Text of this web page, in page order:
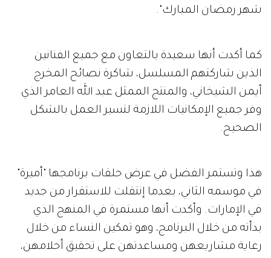
شهر رمضان المبارك".
كما أكدت أنها سعيدة بالتعاون مع جميع الفنانين
الذين شاركتهم المسلسل، شاكرة نصائح المخرج
أيمن الشيخاني، والمنتج الممثل عبد الله العامر الذي
وفر جميع الإمكانيات اللازمة لتسير العمل بالشكل
الصحيح.
هذا وتستمر الفضل في عرض حلقات برنامجها "أميرة"
في موسمه الثاني، بعدما إنتقلت للاستقرار من جديد
في الإمارات. وأكدت أنها مستمرة في المنهج الذي
بدأته من خلال البرنامج، وهو تمكين النساء من خلال
رعاية مشاريعهن ومساعدتهن على تحقيق أحلامهن،